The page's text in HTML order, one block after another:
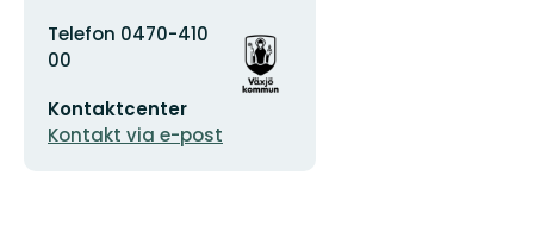
Adress
Telefon 0470-410
00
postadress
Kontaktcenter
Kontakt via e-post
Organisationens
logotyp